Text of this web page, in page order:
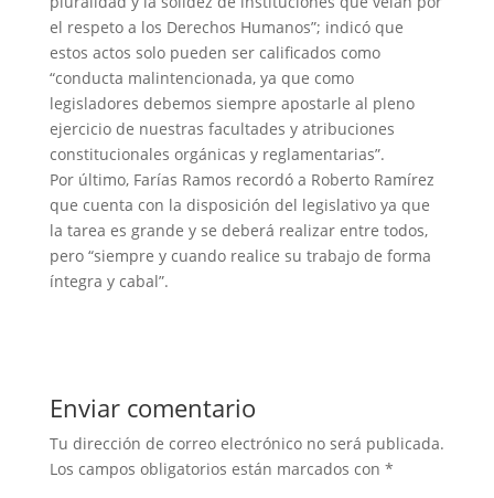
el respeto a los Derechos Humanos”; indicó que
estos actos solo pueden ser calificados como
“conducta malintencionada, ya que como
legisladores debemos siempre apostarle al pleno
ejercicio de nuestras facultades y atribuciones
constitucionales orgánicas y reglamentarias”.
Por último, Farías Ramos recordó a Roberto Ramírez
que cuenta con la disposición del legislativo ya que
la tarea es grande y se deberá realizar entre todos,
pero “siempre y cuando realice su trabajo de forma
íntegra y cabal”.
Enviar comentario
Tu dirección de correo electrónico no será publicada.
Los campos obligatorios están marcados con *